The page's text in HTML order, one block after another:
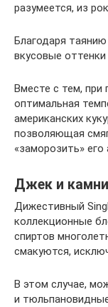
разумеется, из
Благодаря
вкусовые
Вместе с тем, при
оптимальная
американских
позволяющая
«заморозить» его
Джек и камни
Дижестивный
коллекционные
спиртов
смакуются,
В этом случае,
и